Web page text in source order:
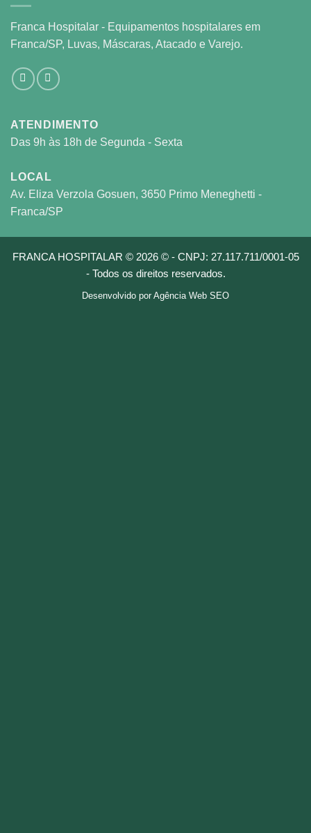
Franca Hospitalar - Equipamentos hospitalares em
Franca/SP, Luvas, Máscaras, Atacado e Varejo.
ATENDIMENTO
Das 9h às 18h de Segunda - Sexta
LOCAL
Av. Eliza Verzola Gosuen, 3650 Primo Meneghetti -
Franca/SP
FRANCA HOSPITALAR © 2026 © - CNPJ: 27.117.711/0001-05
- Todos os direitos reservados.
Desenvolvido por Agência Web SEO